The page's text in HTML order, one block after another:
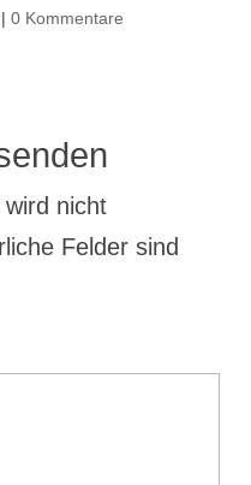
| 0 Kommentare
nicht
Felder sind